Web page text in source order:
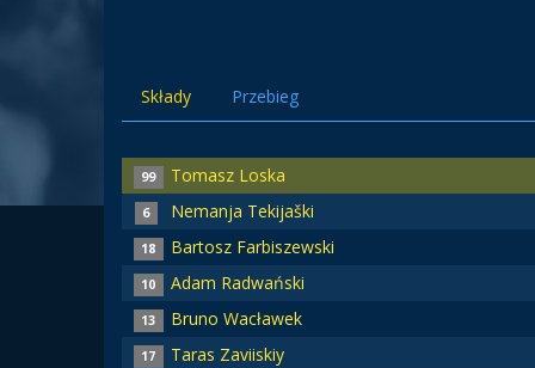
Składy Przebieg
99 Tomasz Loska
6 Nemanja Tekijaški
18 Bartosz Farbiszewski
10 Adam Radwański
13 Bruno Wacławek
17 Taras Zaviiskiy